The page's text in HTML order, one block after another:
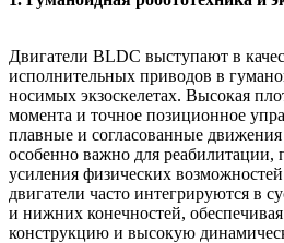
Двигатели BLDC выступают в
исполнительных приводов в
носимых экзоскелетах. Высокая
момента и точное позиционное
плавные и согласованные движения
особенно важно для
усиления физических
двигатели часто интегрируются в
и нижних конечностей,
конструкцию и высокую